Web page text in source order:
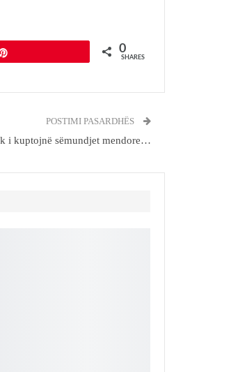
0
SHARES
POSTIMI PASARDHËS
i kuptojnë sëmundjet mendore…